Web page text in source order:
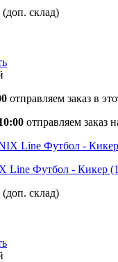
склад)
отправляем заказ в
отправляем заказ
Line Футбол - Кикер
склад)